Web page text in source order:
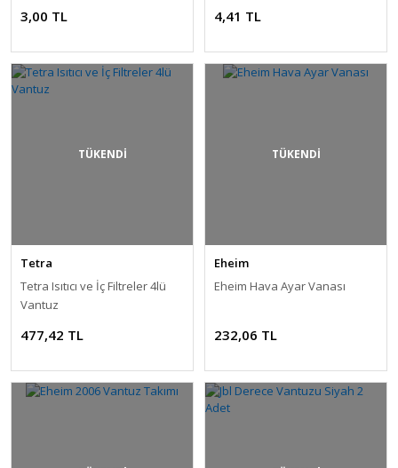
3,00 TL 4,41 TL
TÜKENDİ
Tetra
Tetra Isıtıcı ve İç Filtreler 4lü
Vantuz
477,42 TL
TÜKENDİ
Eheim
Eheim Hava Ayar Vanası
232,06 TL